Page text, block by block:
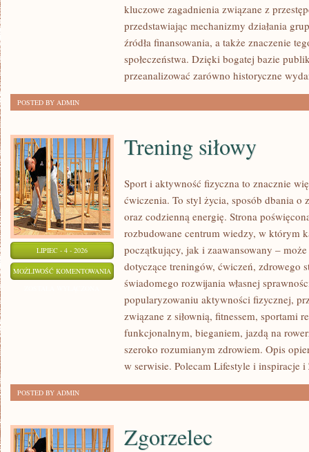
kluczowe zagadnienia związane z
przedstawiając mechanizmy działania
źródła finansowania, a także znaczenie
społeczeństwa. Dzięki bogatej bazie
przeanalizować zarówno historyczne
POSTED BY ADMIN
LIPIEC - 4 - 2026
MOŻLIWOŚĆ KOMENTOWANIA TRENING
SIŁOWY
Trening siłowy
Sport i aktywność fizyczna to znacznie
ćwiczenia. To styl życia, sposób dbania o
oraz codzienną energię. Strona
rozbudowane centrum wiedzy, w którym
początkujący, jak i zaawansowany –
dotyczące treningów, ćwiczeń, zdrowego
świadomego rozwijania własnej
popularyzowaniu aktywności fizycznej,
związane z siłownią, fitnessem, sportami
funkcjonalnym, bieganiem, jazdą na
szeroko rozumianym zdrowiem. Opis
w serwisie. Polecam Lifestyle i inspiracje i
POSTED BY ADMIN
Zgorzelec